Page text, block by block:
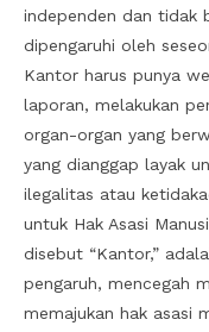
independen dan tidak
dipengaruhi oleh
Kantor harus punya
laporan, melakukan
organ-organ yang
yang dianggap layak
ilegalitas atau
untuk Hak Asasi
disebut “Kantor,”
pengaruh, mencegah
memajukan hak asasi